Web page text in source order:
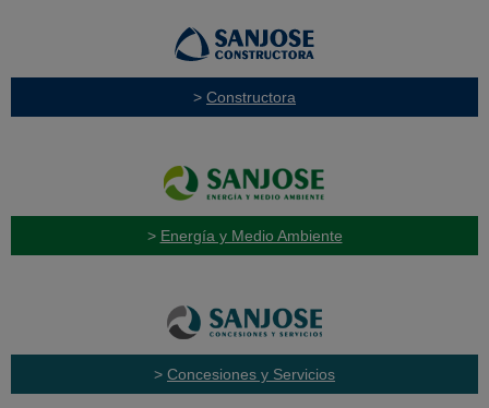
> Constructora
> Energía y Medio Ambiente
> Concesiones y Servicios